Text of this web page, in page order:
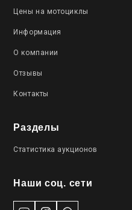
Цены на мотоциклы
Информация
О компании
Отзывы
Контакты
Разделы
Статистика аукционов
Наши соц. сети